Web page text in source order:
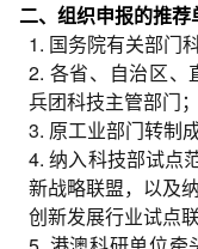
二、组织申报的推荐
1. 国务院有关部门
2. 各省、自治区、
兵团科技主管部门；
3. 原工业部门转制
4. 纳入科技部试点
新战略联盟，以及
创新发展行业试点联